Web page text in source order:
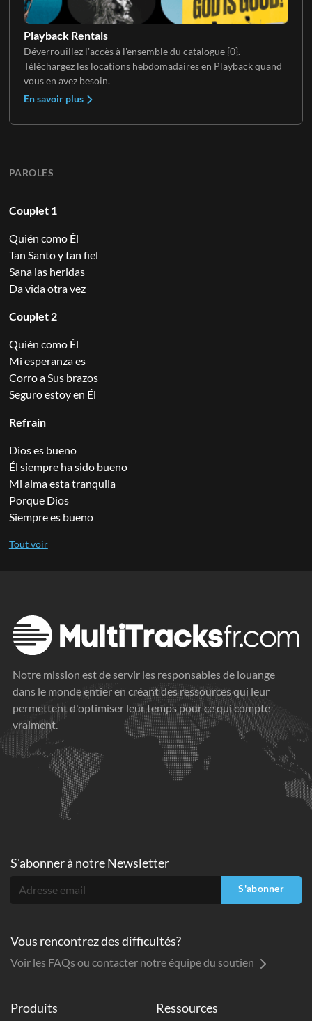
Playback Rentals
Déverrouillez l'accès à l'ensemble du catalogue {0}.
Téléchargez les locations hebdomadaires en Playback quand
vous en avez besoin.
En savoir plus
PAROLES
Couplet 1
Quién como Él
Tan Santo y tan fiel
Sana las heridas
Da vida otra vez
Couplet 2
Quién como Él
Mi esperanza es
Corro a Sus brazos
Seguro estoy en Él
Refrain
Dios es bueno
Él siempre ha sido bueno
Mi alma esta tranquila
Porque Dios
Siempre es bueno
Notre mission est de servir les responsables de louange
dans le monde entier en créant des ressources qui leur
permettent d'optimiser leur temps pour ce qui compte
vraiment.
Produits Ressources
S'abonner à notre Newsletter
S'abonner
Vous rencontrez des difficultés?
Voir les FAQs ou contacter notre équipe du soutien